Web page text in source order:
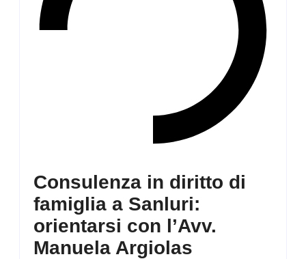
Consulenza in diritto di
famiglia a Sanluri:
orientarsi con l’Avv.
Manuela Argiolas